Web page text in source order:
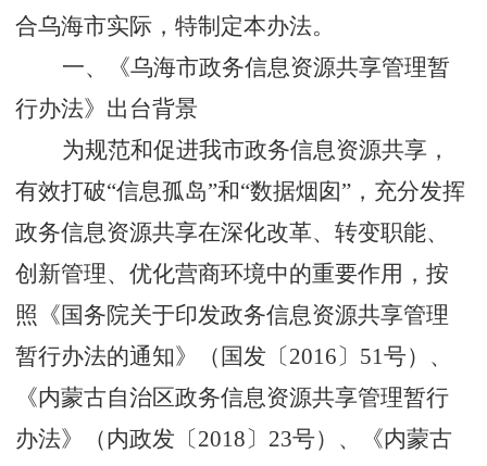
合乌海市实际，特制定本办法。
一、《乌海市政务信息资源共享管理暂
行办法》出台背景
为规范和促进我市政务信息资源共享，
有效打破“信息孤岛”和“数据烟囱”，充分发挥
政务信息资源共享在深化改革、转变职能、
创新管理、优化营商环境中的重要作用，按
照 《国务院关于印发政务信息资源共享管理
暂行办法的通知》（国发〔2016〕51号）、
《内蒙古自治区政务信息资源共享管理暂行
办法》（内政发〔2018〕 23号）、
《内蒙古